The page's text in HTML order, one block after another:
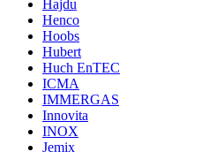
Hajdu
Henco
Hoobs
Hubert
Huch EnTEC
ICMA
IMMERGAS
Innovita
INOX
Jemix